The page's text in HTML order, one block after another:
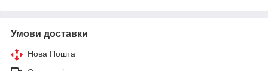
Умови доставки
Нова Пошта